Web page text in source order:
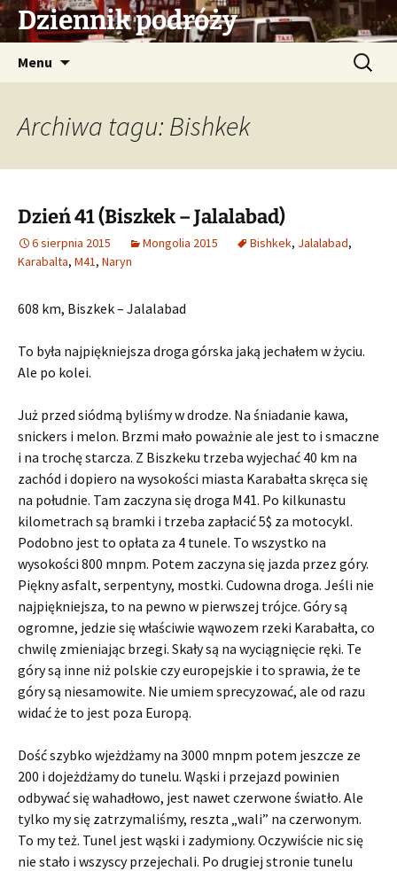
Przejdź
do
Dziennik podróży
Menu Szukaj:
Archiwa tagu: Bishkek
Dzień 41 (Biszkek – Jalalabad)
6 sierpnia 2015 Mongolia 2015 Bishkek, Jalalabad,
Karabalta, M41, Naryn
608 km, Biszkek – Jalalabad
To była najpiękniejsza droga górska jaką jechałem w życiu.
Ale po kolei.
Już przed siódmą byliśmy w drodze. Na śniadanie kawa,
snickers i melon. Brzmi mało poważnie ale jest to i smaczne
i na trochę starcza. Z Biszkeku trzeba wyjechać 40 km na
zachód i dopiero na wysokości miasta Karabałta skręca się
na południe. Tam zaczyna się droga M41. Po kilkunastu
kilometrach są bramki i trzeba zapłacić 5$ za motocykl.
Podobno jest to opłata za 4 tunele. To wszystko na
wysokości 800 mnpm. Potem zaczyna się jazda przez góry.
Piękny asfalt, serpentyny, mostki. Cudowna droga. Jeśli nie
najpiękniejsza, to na pewno w pierwszej trójce. Góry są
ogromne, jedzie się właściwie wąwozem rzeki Karabałta, co
chwilę zmieniając brzegi. Skały są na wyciągnięcie ręki. Te
góry są inne niż polskie czy europejskie i to sprawia, że te
góry są niesamowite. Nie umiem sprecyzować, ale od razu
widać że to jest poza Europą.
Dość szybko wjeżdżamy na 3000 mnpm potem jeszcze ze
200 i dojeżdżamy do tunelu. Wąski i przejazd powinien
odbywać się wahadłowo, jest nawet czerwone światło. Ale
tylko my się zatrzymaliśmy, reszta „wali” na czerwonym.
To my też. Tunel jest wąski i zadymiony. Oczywiście nic się
nie stało i wszyscy przejechali. Po drugiej stronie tunelu